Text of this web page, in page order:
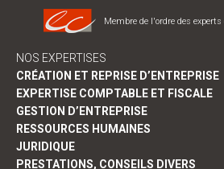
Membre de l'ordre des
NOS EXPERTISES
CRÉATION ET REPRISE D’ENTREPRISE
EXPERTISE COMPTABLE ET FISCALE
GESTION D’ENTREPRISE
RESSOURCES HUMAINES
JURIDIQUE
PRESTATIONS, CONSEILS DIVERS